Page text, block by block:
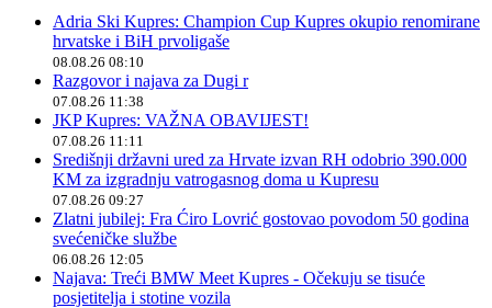
Adria Ski Kupres: Champion Cup Kupres okupio renomirane
hrvatske i BiH prvoligaše
08.08.26 08:10
Razgovor i najava za Dugi r
07.08.26 11:38
JKP Kupres: VAŽNA OBAVIJEST!
07.08.26 11:11
Središnji državni ured za Hrvate izvan RH odobrio 390.000
KM za izgradnju vatrogasnog doma u Kupresu
07.08.26 09:27
Zlatni jubilej: Fra Ćiro Lovrić gostovao povodom 50 godina
svećeničke službe
06.08.26 12:05
Najava: Treći BMW Meet Kupres - Očekuju se tisuće
posjetitelja i stotine vozila